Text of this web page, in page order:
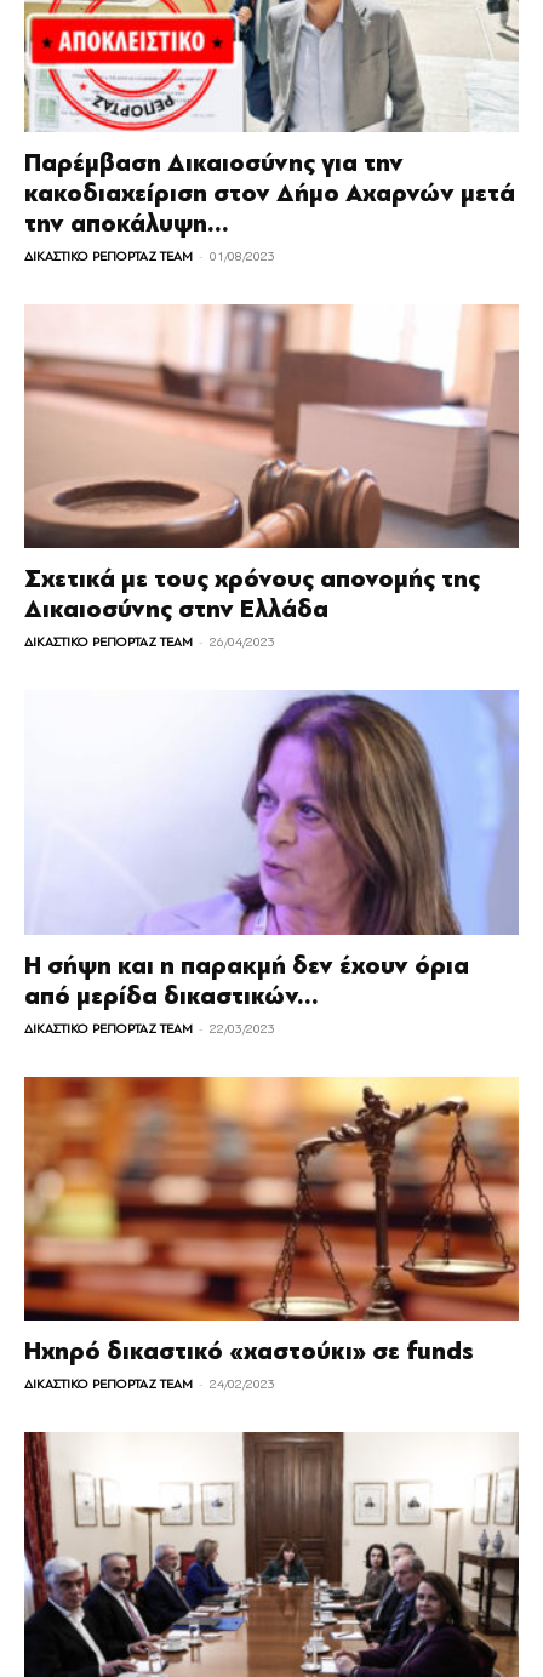
Παρέμβαση Δικαιοσύνης για την
κακοδιαχείριση στον Δήµο Αχαρνών μετά
την αποκάλυψη...
ΔΙΚΑΣΤΙΚΟ ΡΕΠΟΡΤΑΖ TEAM - 01/08/2023
Σχετικά με τους χρόνους απονομής της
Δικαιοσύνης στην Ελλάδα
ΔΙΚΑΣΤΙΚΟ ΡΕΠΟΡΤΑΖ TEAM - 26/04/2023
Η σήψη και η παρακμή δεν έχουν όρια
από μερίδα δικαστικών...
ΔΙΚΑΣΤΙΚΟ ΡΕΠΟΡΤΑΖ TEAM - 22/03/2023
Ηχηρό δικαστικό «χαστούκι» σε funds
ΔΙΚΑΣΤΙΚΟ ΡΕΠΟΡΤΑΖ TEAM - 24/02/2023